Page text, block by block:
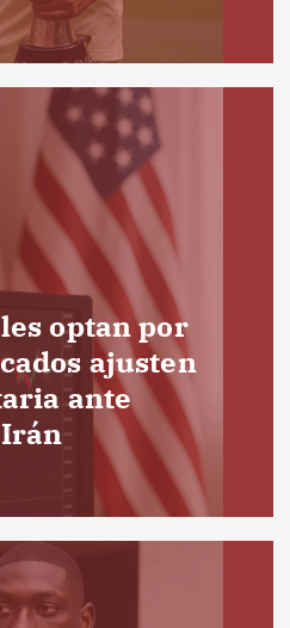
optan por
ajusten
ante